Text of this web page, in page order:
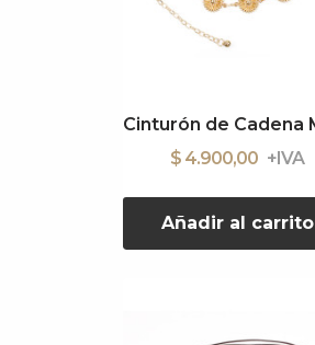
$ 4.900,00
Añadir al carrito